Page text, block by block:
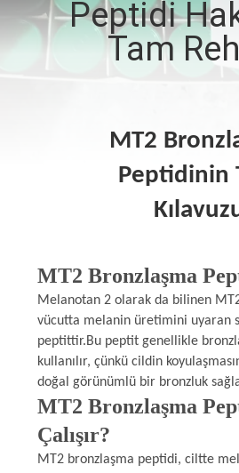
KONTROL
HABERLER
SITE
HARITASI
PRIVACY
POLICY
Peptidi
Tam
MT2
Peptidinin
MT2 Bronzlaşma
Melanotan 2 olarak da bilinen
vücutta melanin üretimini uyaran
peptittir.Bu peptit genellikle
kullanılır, çünkü cildin
doğal görünümlü bir bronzluk
MT2 Bronzlaşma
Çalışır?
MT2 bronzlaşma peptidi, ciltte